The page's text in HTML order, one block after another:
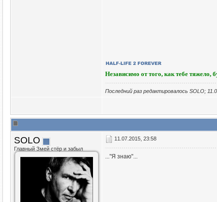
Независимо от того, как тебе тяжело,
Последний раз редактировалось SOLO;
SOLO
Главный Змей стёр и забыл
11.07.2015, 23:58
..."Я знаю"...